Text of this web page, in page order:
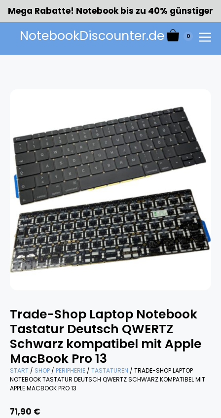
Zum
Inhalt
springen
Mega Rabatte! Notebook bis zu 40% günstiger
NotebookDiscounter.de 0
Menü
Trade-Shop Laptop Notebook
Tastatur Deutsch QWERTZ
Schwarz kompatibel mit Apple
MacBook Pro 13
START / SHOP / PERIPHERIE / TASTATUREN / TRADE-SHOP LAPTOP
NOTEBOOK TASTATUR DEUTSCH QWERTZ SCHWARZ KOMPATIBEL MIT
APPLE MACBOOK PRO 13
71,90 €